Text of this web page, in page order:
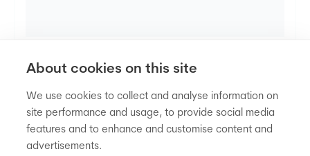
About cookies on this site
We use cookies to collect and analyse information on
site performance and usage, to provide social media
features and to enhance and customise content and
advertisements.